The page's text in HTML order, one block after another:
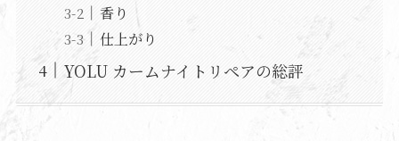
香り
仕上がり
YOLU カームナイトリペアの総評